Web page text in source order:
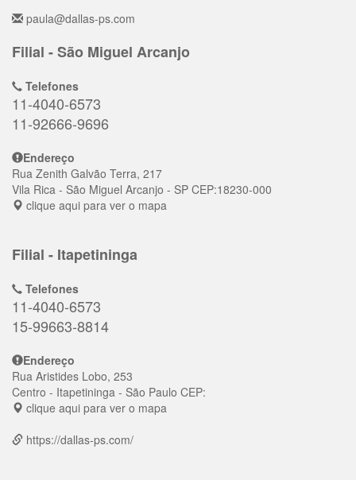
paula@dallas-ps.com
Filial - São Miguel Arcanjo
Telefones
11-4040-6573
11-92666-9696
Endereço
Rua Zenith Galvão Terra, 217
Vila Rica - São Miguel Arcanjo - SP CEP:18230-000
clique aqui para ver o mapa
Filial - Itapetininga
Telefones
11-4040-6573
15-99663-8814
Endereço
Rua Aristides Lobo, 253
Centro - Itapetininga - São Paulo CEP:
clique aqui para ver o mapa
https://dallas-ps.com/